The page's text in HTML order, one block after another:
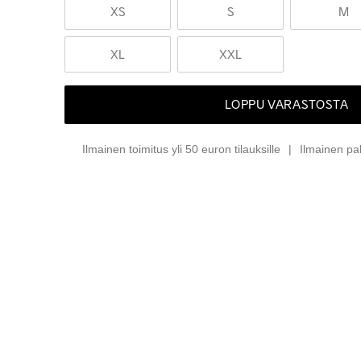
XS S M
XL XXL
LOPPU VARASTOSTA
Ilmainen toimitus yli 50 euron tilauksille Ilmainen